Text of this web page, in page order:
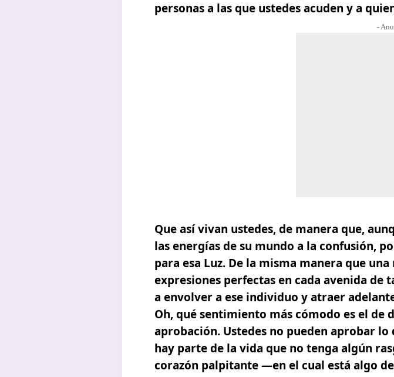
personas a las que ustedes acuden y a
-
Que así vivan ustedes, de manera que,
las energías de su mundo a la confusión,
para esa Luz. De la misma manera que
expresiones perfectas en cada avenida de
a envolver a ese individuo y atraer
Oh, qué sentimiento más cómodo es el de
aprobación. Ustedes no pueden aprobar
hay parte de la vida que no tenga algún
corazón palpitante —en el cual está algo